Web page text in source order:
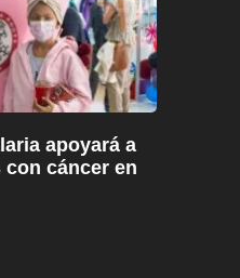
apoyará a
con cáncer en